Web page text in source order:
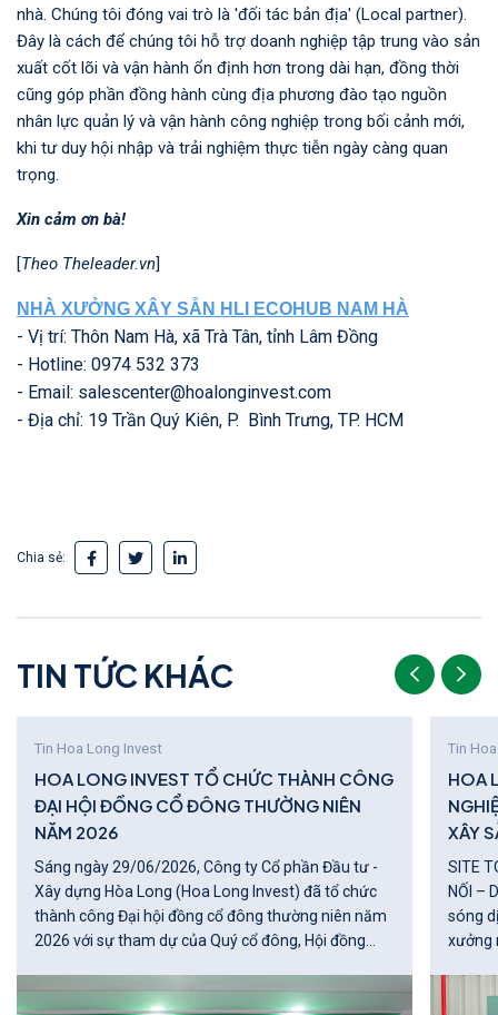
nhà. Chúng tôi đóng vai trò là 'đối tác bản địa' (Local partner).
Đây là cách để chúng tôi hỗ trợ doanh nghiệp tập trung vào sản
xuất cốt lõi và vận hành ổn định hơn trong dài hạn, đồng thời
cũng góp phần đồng hành cùng địa phương đào tạo nguồn
nhân lực quản lý và vận hành công nghiệp trong bối cảnh mới,
khi tư duy hội nhập và trải nghiệm thực tiễn ngày càng quan
trọng.
Xin cảm ơn bà!
[Theo Theleader.vn]
NHÀ XƯỞNG XÂY SẴN HLI ECOHUB NAM HÀ
- Vị trí: Thôn Nam Hà, xã Trà Tân, tỉnh Lâm Đồng
- Hotline: 0974 532 373
- Email: salescenter@hoalonginvest.com
- Địa chỉ: 19 Trần Quý Kiên, P. Bình Trưng, TP. HCM
Chia sẻ:
TIN TỨC KHÁC
Tin Hoa Long Invest
HOA LONG INVEST TỔ CHỨC THÀNH CÔNG
ĐẠI HỘI ĐỒNG CỔ ĐÔNG THƯỜNG NIÊN
NĂM 2026
Sáng ngày 29/06/2026, Công ty Cổ phần Đầu tư -
Xây dựng Hòa Long (Hoa Long Invest) đã tổ chức
thành công Đại hội đồng cổ đông thường niên năm
2026 với sự tham dự của Quý cổ đông, Hội đồng
khách mời.
Tin
HOA
XÂY
SITE
NỐI – DẪN
sóng
xưởng